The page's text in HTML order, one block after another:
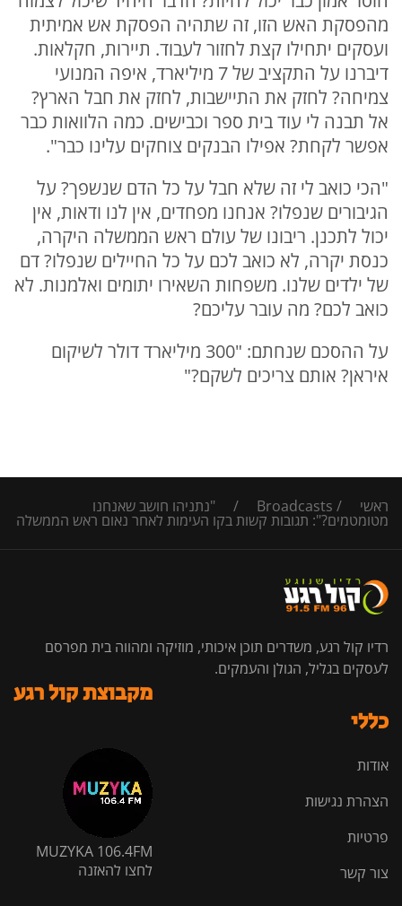
מהפסקת האש הזו, זה שתהיה הפסקת אש אמיתית
ועסקים יתחילו קצת לחזור לעבוד. תיירות, חקלאות.
דיברנו על התקציב של 7 מיליארד, איפה המנועי
צמיחה? לחזק את התיישבות, לחזק את חבל הארץ?
אל תבנה לי עוד בית ספר וכבישים. כמה הלוואות כבר
אפשר לקחת? אפילו הבנקים צוחקים עלינו כבר".
"הכי כואב לי זה שלא חבל על כל הדם שנשפך? על
הגיבורים שנפלו? אנחנו מפחדים, אין לנו ודאות, אין
יכול לתכנן. ריבונו של עולם ראש הממשלה היקרה,
כנסת יקרה, לא כואב לכם על כל החיילים שנפלו? דם
של ילדים שלנו. משפחות השאירו יתומים ואלמנות. לא
כואב לכם? מה עובר עליכם?
על ההסכם שנחתם: "300 מיליארד דולר לשיקום
איראן? אותם צריכים לשקם?"
ראשי /
Broadcasts
/ "נתניהו חושב שאנחנו
מטומטמים?": תגובות קשות בקו העימות לאחר נאום ראש הממשלה
רדיו קול רגע, משדרים תוכן איכותי, מוזיקה ומהווה בית מפרסם
לעסקים בגליל, הגולן והעמקים.
כללי
אודות
הצהרת נגישות
פרטיות
צור קשר
מקבוצת קול רגע
MUZYKA 106.4FM
לחצו להאזנה